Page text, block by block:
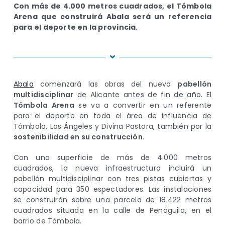
Con más de 4.000 metros cuadrados, el Tómbola
Arena que construirá Abala será un referencia
para el deporte en la provincia.
Abala comenzará las obras del nuevo pabellón
multidisciplinar de Alicante antes de fin de año. El
Tómbola Arena se va a convertir en un referente
para el deporte en toda el área de influencia de
Tómbola, Los Ángeles y Divina Pastora, también por la
sostenibilidad en su construcción.
Con una superficie de más de 4.000 metros
cuadrados, la nueva infraestructura incluirá un
pabellón multidisciplinar con tres pistas cubiertas y
capacidad para 350 espectadores. Las instalaciones
se construirán sobre una parcela de 18.422 metros
cuadrados situada en la calle de Penáguila, en el
barrio de Tómbola.